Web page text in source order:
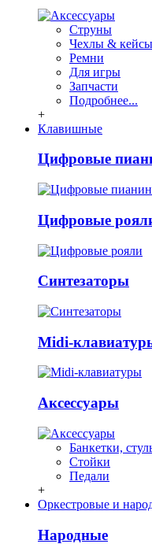
Струны
Чехлы & кейсы
Ремни
Для игры
Запчасти
Подробнее...
+
Клавишные
Цифровые
Цифровые
Синтезаторы
Midi-
Аксессуары
Банкетки,
Стойки
Педали
+
Оркестровые и
Народные